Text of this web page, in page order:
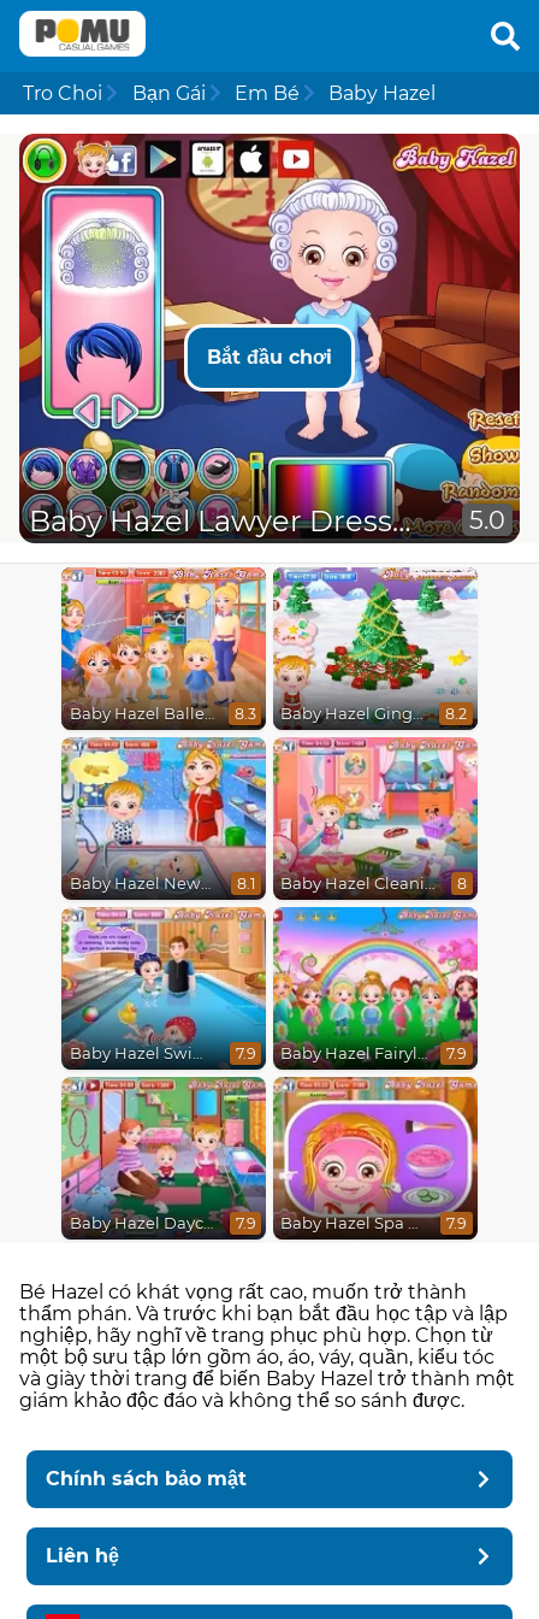
Tro Choi Bạn Gái Em Bé Baby Hazel
Bắt đầu chơi
Baby Hazel Lawyer Dressup 5.0
Baby Hazel Ballerina Dance 8.3 Baby Hazel Gingerbread House 8.2
Baby Hazel Newborn Vaccination 8.1 Baby Hazel Cleaning 8
Baby Hazel Swimming 7.9 Baby Hazel Fairyland Ballet 7.9
Baby Hazel Daycare 7.9 Baby Hazel Spa Makeover 7.9
Bé Hazel có khát vọng rất cao, muốn trở thành
thẩm phán. Và trước khi bạn bắt đầu học tập và lập
nghiệp, hãy nghĩ về trang phục phù hợp. Chọn từ
một bộ sưu tập lớn gồm áo, áo, váy, quần, kiểu tóc
và giày thời trang để biến Baby Hazel trở thành một
giám khảo độc đáo và không thể so sánh được.
Chính sách bảo mật
Liên hệ